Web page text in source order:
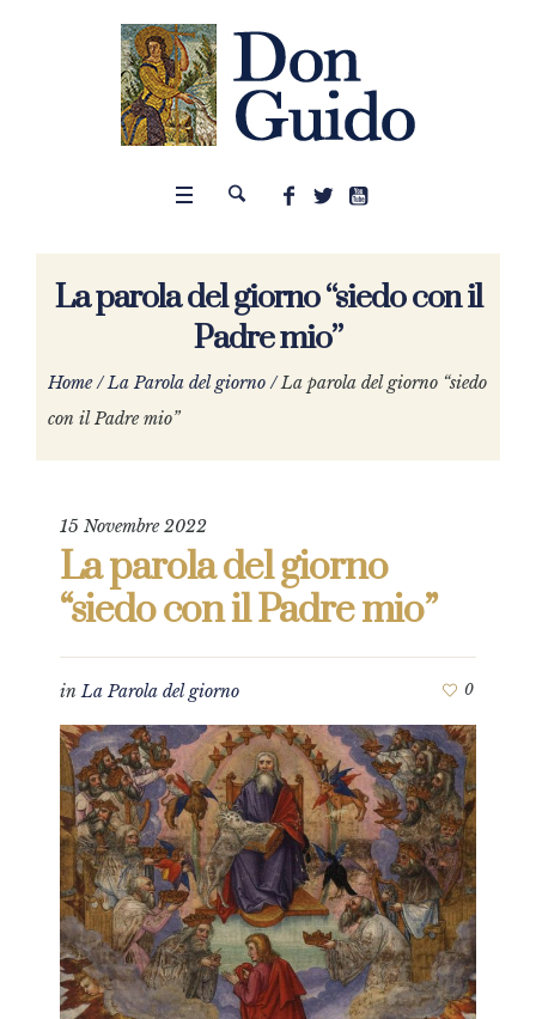
La parola del giorno “siedo con il
Padre mio”
Home /La Parola del giorno /La parola del giorno “siedo
con il Padre mio”
15 Novembre 2022
La parola del giorno
“siedo con il Padre mio”
inLa Parola del giorno 0